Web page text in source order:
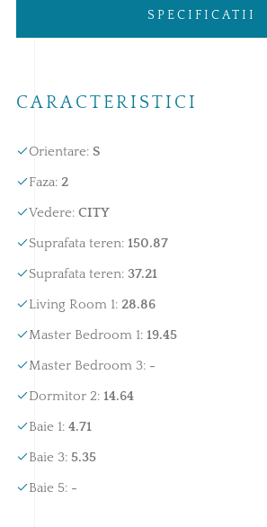
SPECIFICATII
CARACTERISTICI
Orientare: S
Faza: 2
Vedere: CITY
Suprafata teren: 150.87
Suprafata teren: 37.21
Living Room 1: 28.86
Master Bedroom 1: 19.45
Master Bedroom 3: -
Dormitor 2: 14.64
Baie 1: 4.71
Baie 3: 5.35
Baie 5: -